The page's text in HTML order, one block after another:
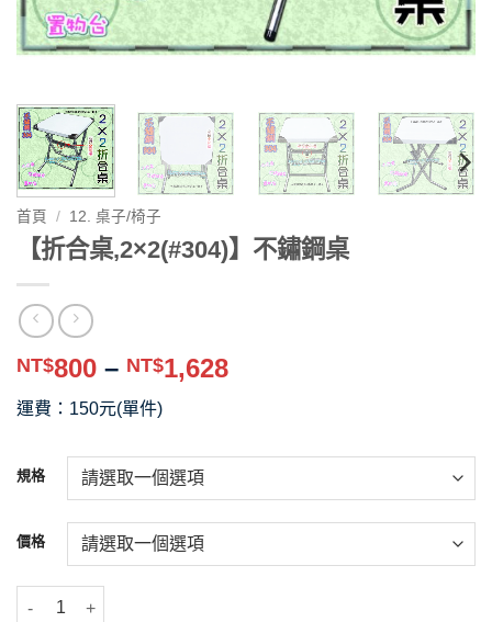
首頁 / 12. 桌子/椅子
【折合桌,2×2(#304)】不鏽鋼桌
NT$800 – NT$1,628價
到
NT$1,628
運費：150元(單件)
規格
價格
【折合桌,2×2(#304)】不鏽鋼桌 數量